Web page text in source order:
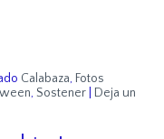
Calabaza, Fotos
, Sostener
Deja un